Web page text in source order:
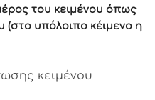
του κειμένου όπως
(στο υπόλοιπο κέιμενο η
κειμένου